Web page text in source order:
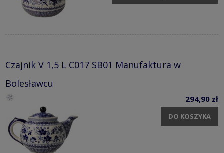
Czajnik V 1,5 L C017 SB01 Manufaktura w
Bolesławcu
294,90 zł
DO KOSZYKA